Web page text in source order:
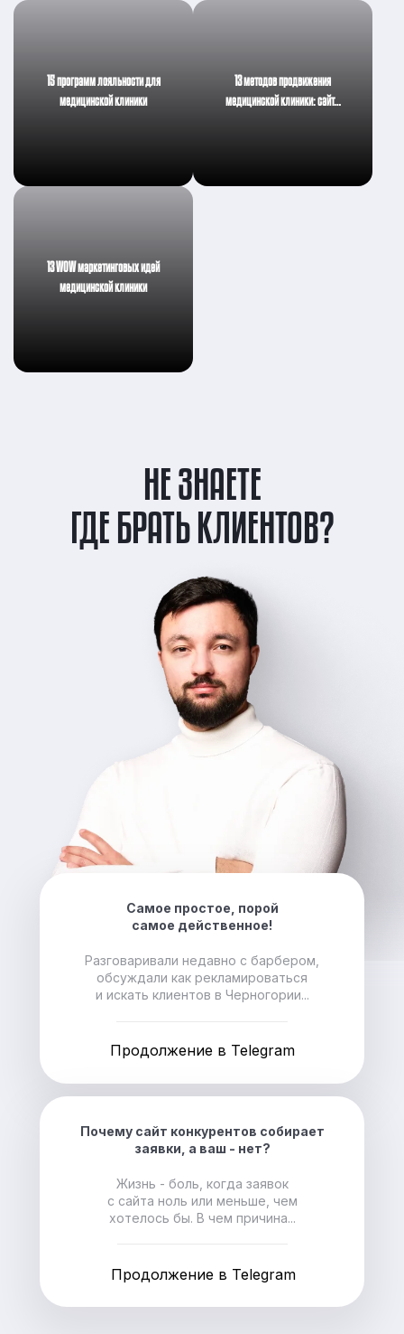
15 программ лояльности для
медицинской клиники
13 методов продвижения
медицинской клиники: сайт…
13 WOW маркетинговых идей
медицинской клиники
ГДЕ БРАТЬ КЛИЕНТОВ?
НЕ ЗНАЕТЕ
Самое простое, порой
самое действенное!
Разговаривали недавно с барбером,
обсуждали как рекламироваться
и искать клиентов в Черногории...
Продолжение в Telegram
Почему сайт конкурентов собирает
заявки, а ваш - нет?
Жизнь - боль, когда заявок
с сайта ноль или меньше, чем
хотелось бы. В чем причина...
Продолжение в Telegram